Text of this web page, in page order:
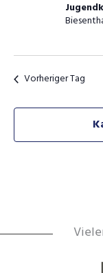
Vorheriger Tag